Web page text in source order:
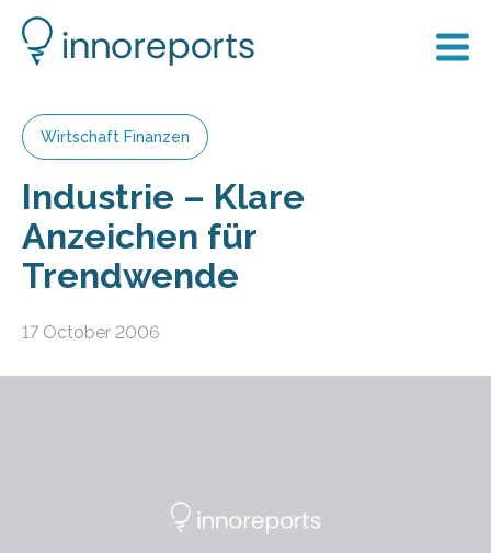
Wirtschaft Finanzen
Industrie – Klare
Anzeichen für
Trendwende
17 October 2006